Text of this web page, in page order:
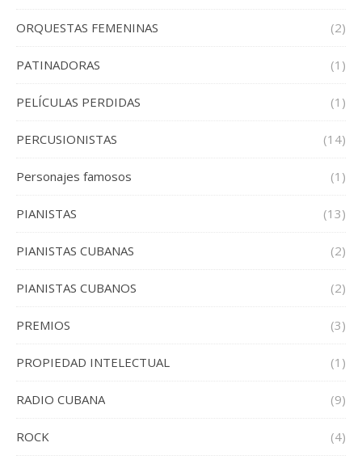
ORQUESTAS FEMENINAS (2)
PATINADORAS (1)
PELÍCULAS PERDIDAS (1)
PERCUSIONISTAS (14)
Personajes famosos (1)
PIANISTAS (13)
PIANISTAS CUBANAS (2)
PIANISTAS CUBANOS (2)
PREMIOS (3)
PROPIEDAD INTELECTUAL (1)
RADIO CUBANA (9)
ROCK (4)